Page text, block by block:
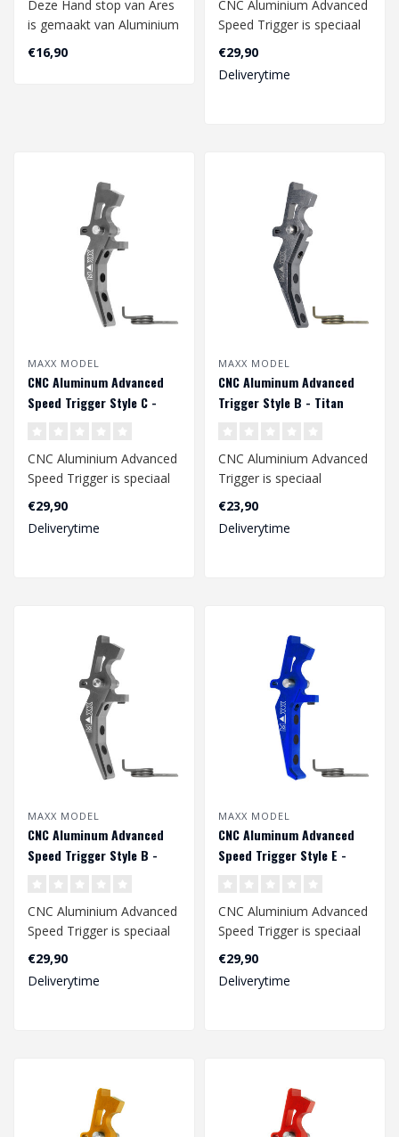
Deze Hand stop van Ares
is gemaakt van Aluminium
en kan gebruikt worden
voor mee..
€16,90
CNC Aluminium Advanced
Speed ​​Trigger is speciaal
ontworpen voor een
snelle..
€29,90
Deliverytime
MAXX MODEL
CNC Aluminum Advanced
Speed Trigger Style C -
CNC Aluminium Advanced
Speed ​​Trigger is speciaal
snelle..
€29,90
Deliverytime
MAXX MODEL
CNC Aluminum Advanced
Trigger Style B - Titan
CNC Aluminium Advanced ​​
Trigger is speciaal
snelle respo..
€23,90
Deliverytime
MAXX MODEL
CNC Aluminum Advanced
Speed Trigger Style B -
CNC Aluminium Advanced
Speed ​​Trigger is speciaal
ontworpen voor een
snelle..
€29,90
Deliverytime
MAXX MODEL
CNC Aluminum Advanced
Speed Trigger Style E -
CNC Aluminium Advanced
Speed ​​Trigger is speciaal
ontworpen voor een
snelle..
€29,90
Deliverytime